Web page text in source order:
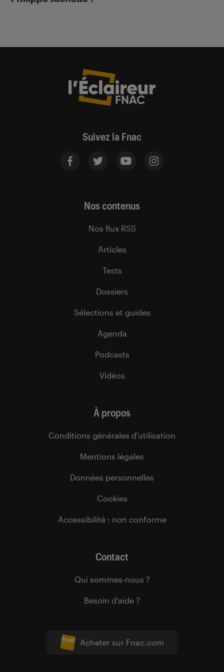
Suivez la Fnac
Acheter sur Fnac.com
Nos contenus
Nos flux RSS
Articles
Tests
Dossiers
Sélections et guides
Agenda
Podcasts
Vidéos
À propos
Conditions générales d’utilisation
Mentions légales
Données personnelles
Cookies
Accessibilité : non conforme
Contact
Qui sommes-nous ?
Besoin d’aide ?